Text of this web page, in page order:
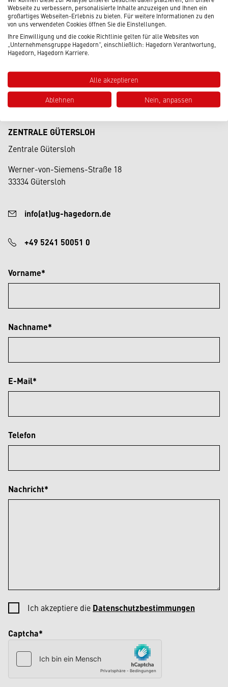
ZENTRALE GÜTERSLOH
Zentrale Gütersloh
Werner-von-Siemens-Straße 18
33334 Gütersloh
info(at)ug-hagedorn.de
+49 5241 50051 0
Vorname*
Nachname*
E-Mail*
Telefon
Nachricht*
Ich akzeptiere die Datenschutzbestimmungen
Captcha*
Webseite zu verbessern, personalisierte Inhalte anzuzeigen und Ihnen ein
großartiges Webseiten-Erlebnis zu bieten. Für weitere Informationen zu den
von uns verwendeten Cookies öffnen Sie die Einstellungen.
Ihre Einwilligung und die cookie Richtlinie gelten für alle Websites von
„Unternehmensgruppe Hagedorn“, einschließlich: Hagedorn Verantwortung,
Hagedorn, Hagedorn Karriere.
Alle akzeptieren
Ablehnen Nein, anpassen